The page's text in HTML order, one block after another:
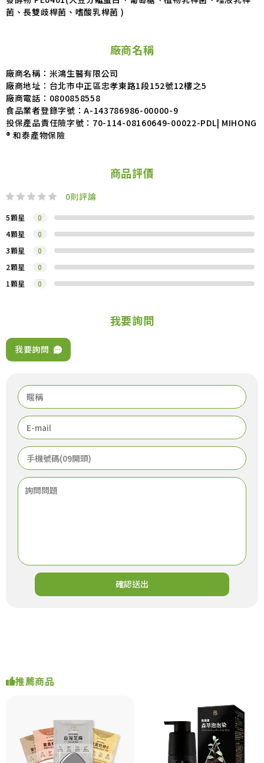
菌、長雙歧桿菌、嗜酸乳桿菌 )
廠商名稱
廠商名稱：米鴻生醫有限公司
廠商地址：台北市中正區忠孝東路1段152號12樓之5
廠商電話：0800858558
食品業者登錄字號：A-143786986-00000-9
投保產品責任險字號：70-114-08160649-00022-PDL| MIHONG
® 和泰產物保險
商品評價
0則評論
5顆星
0
4顆星
0
3顆星
0
2顆星
0
1顆星
0
我要詢問
我要詢問
確認送出
推薦商品